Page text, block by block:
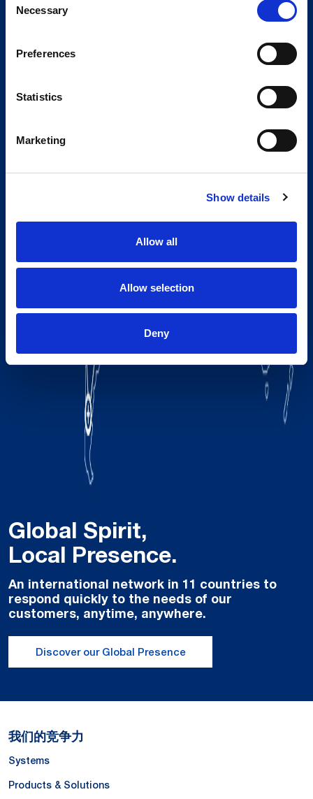
Selection
Necessary
Preferences
Statistics
Marketing
Show details
Allow all
Allow selection
Deny
Global Spirit,
Local Presence.
An international network in 11 countries to
respond quickly to the needs of our
customers, anytime, anywhere.
Discover our Global Presence
我们的竞争力
Systems
Products & Solutions